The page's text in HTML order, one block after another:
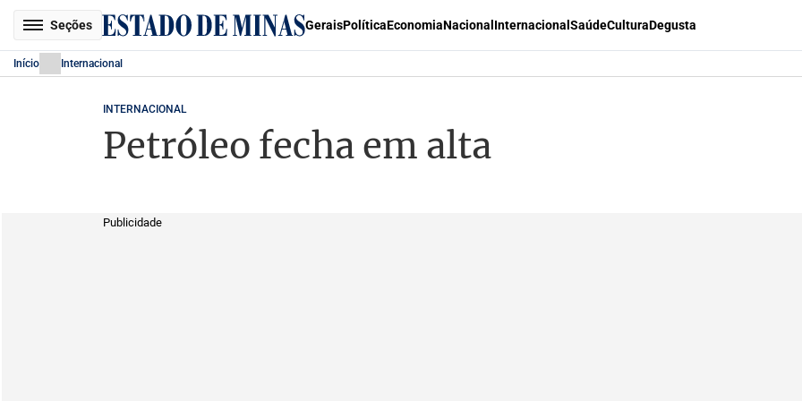
Seções GeraisPolíticaEconomiaNacional Internacional SaúdeCulturaDegusta
Início Internacional
INTERNACIONAL
Petróleo fecha em alta
Publicidade